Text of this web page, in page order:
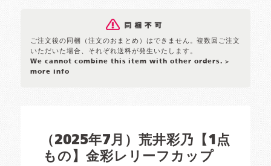
ご注文後の同梱（注文のおまとめ）はできません。複数回ご注文
いただいた場合、それぞれ送料が発生いたします。
We cannot combine this item with other orders. >
more info
（2025年7月）荒井彩乃【1点
もの】金彩レリーフカップ